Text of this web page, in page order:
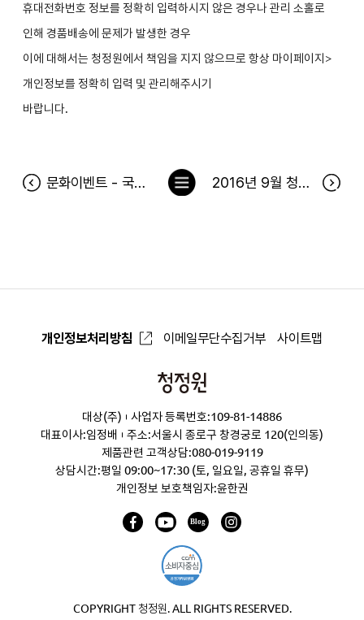
휴대전화번호 정보를 정확히 입력하시지 않은 경우나 관리 소홀로
인해 경품배송에 문제가 발생한 경우
이에 대해서는 청정원에서 책임을 지지 않으므로 항상 마이페이지>
개인정보를 정확히 입력 및 관리해주시기
바랍니다.
문화이벤트 - 국화꽃 향기 당첨자 2016년 9월 청정원 출석 이벤트 및 바로 방문 당첨자
목
개인정보처리방침 이메일무단수집거부 사이트맵
청
원
대상(주)
사업자 등록번호:109-81-14886
대표이사:임정배
주소:서울시 종로구 창경궁로 120(인의동)
제품관련 고객상담:080-019-9119
상담시간:평일 09:00~17:30 (토, 일요일, 공휴일 휴무)
개인정보 보호책임자:윤한권
COPYRIGHT 청정원. ALL RIGHTS RESERVED.